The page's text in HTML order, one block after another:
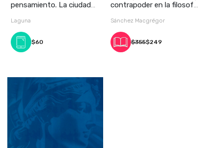
pensamiento. La ciudad
Laguna
$60
contrapoder en la filosofía
Sánchez Macgrégor
$355$249